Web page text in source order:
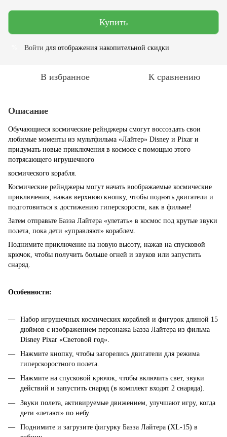
Купить
Войти для отображения накопительной скидки
В избранное К сравнению
Описание
Обучающиеся космические рейнджеры смогут воссоздать свои
любимые моменты из мультфильма «Лайтер» Disney и Pixar и
придумать новые приключения в космосе с помощью этого
потрясающего игрушечного
космического корабля.
Космические рейнджеры могут начать воображаемые космические
приключения, нажав верхнюю кнопку, чтобы поднять двигатели и
подготовиться к достижению гиперскорости, как в фильме!
Затем отправьте Базза Лайтера «улетать» в космос под крутые звуки
полета, пока дети «управляют» кораблем.
Поднимите приключение на новую высоту, нажав на спусковой
крючок, чтобы получить больше огней и звуков или запустить
снаряд.
Особенности:
Набор игрушечных космических кораблей и фигурок длиной 15
дюймов с изображением персонажа Базза Лайтера из фильма
Disney Pixar «Световой год».
Нажмите кнопку, чтобы загорелись двигатели для режима
гиперскоростного полета.
Нажмите на спусковой крючок, чтобы включить свет, звуки
действий и запустить снаряд (в комплект входят 2 снаряда).
Звуки полета, активируемые движением, улучшают игру, когда
дети «летают» по небу.
Поднимите и загрузите фигурку Базза Лайтера (XL-15) в